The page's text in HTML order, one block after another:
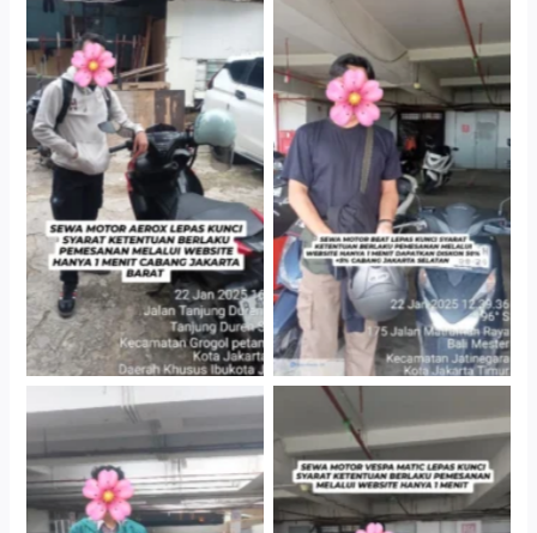
Cabang Jakarta Barat
Cityplaza Jatinegara
Gedung Parkir P6A